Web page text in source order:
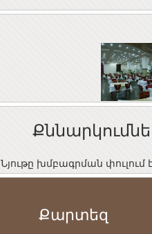
Նյութը խմբագրման փուլում է
Քարտեզ